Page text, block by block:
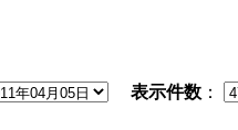
表示件数 ：